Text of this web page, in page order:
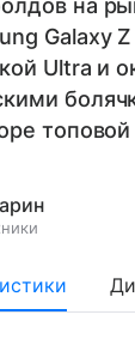
на
Galaxy
Ultra и